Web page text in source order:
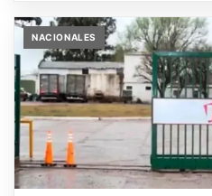
NACIONALES